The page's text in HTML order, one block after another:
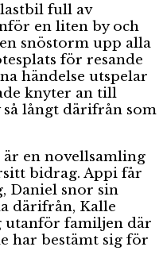
full av
en liten by och
snöstorm upp alla
för resande
händelse utspelar
knyter an till
långt därifrån som
är en novellsamling
bidrag. Appi får
Daniel snor sin
därifrån, Kalle
utanför familjen där
har bestämt sig för